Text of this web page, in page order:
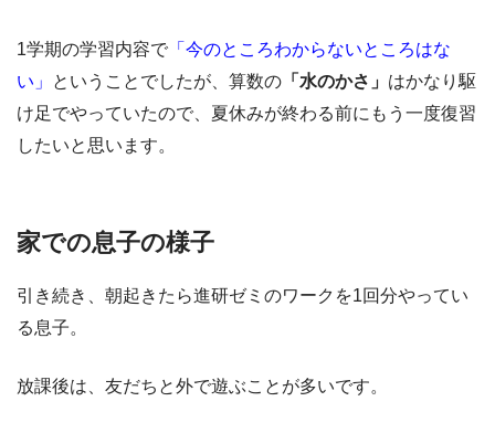
1学期の学習内容で 「今のところわからないところはな
い」
ということでしたが、算数の 「水のかさ」 はかなり駆
け足でやっていたので、夏休みが終わる前にもう一度復習
したいと思います。
家での息子の様子
引き続き、朝起きたら進研ゼミのワークを1回分やってい
る息子。
放課後は、友だちと外で遊ぶことが多いです。